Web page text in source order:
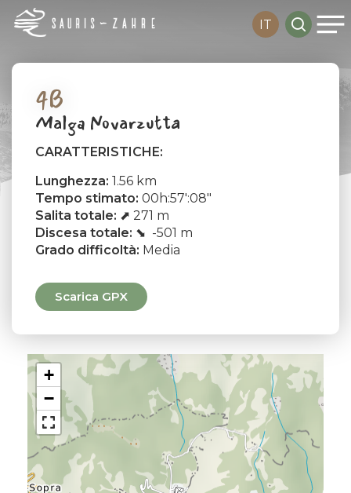
Skip
content
IT search
+
−
4B
Malga Novarzutta
CARATTERISTICHE:
Lunghezza: 1.56 km
Tempo stimato: 00h:57′:08″
Salita totale: ⬈ 271 m
Discesa totale: ⬊ -501 m
Grado difficoltà: Media
Scarica GPX